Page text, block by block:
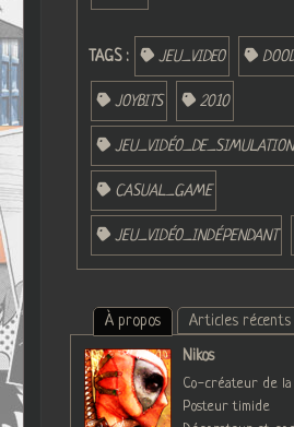
TAGS : JEU_VIDEO
JOYBITS 2010
JEU_VIDÉO_DE_SIMULATION
CASUAL_GAME
JEU_VIDÉO_INDÉPENDANT
À propos
Articles récents
Nikos
Co-créateur de la
Posteur timide